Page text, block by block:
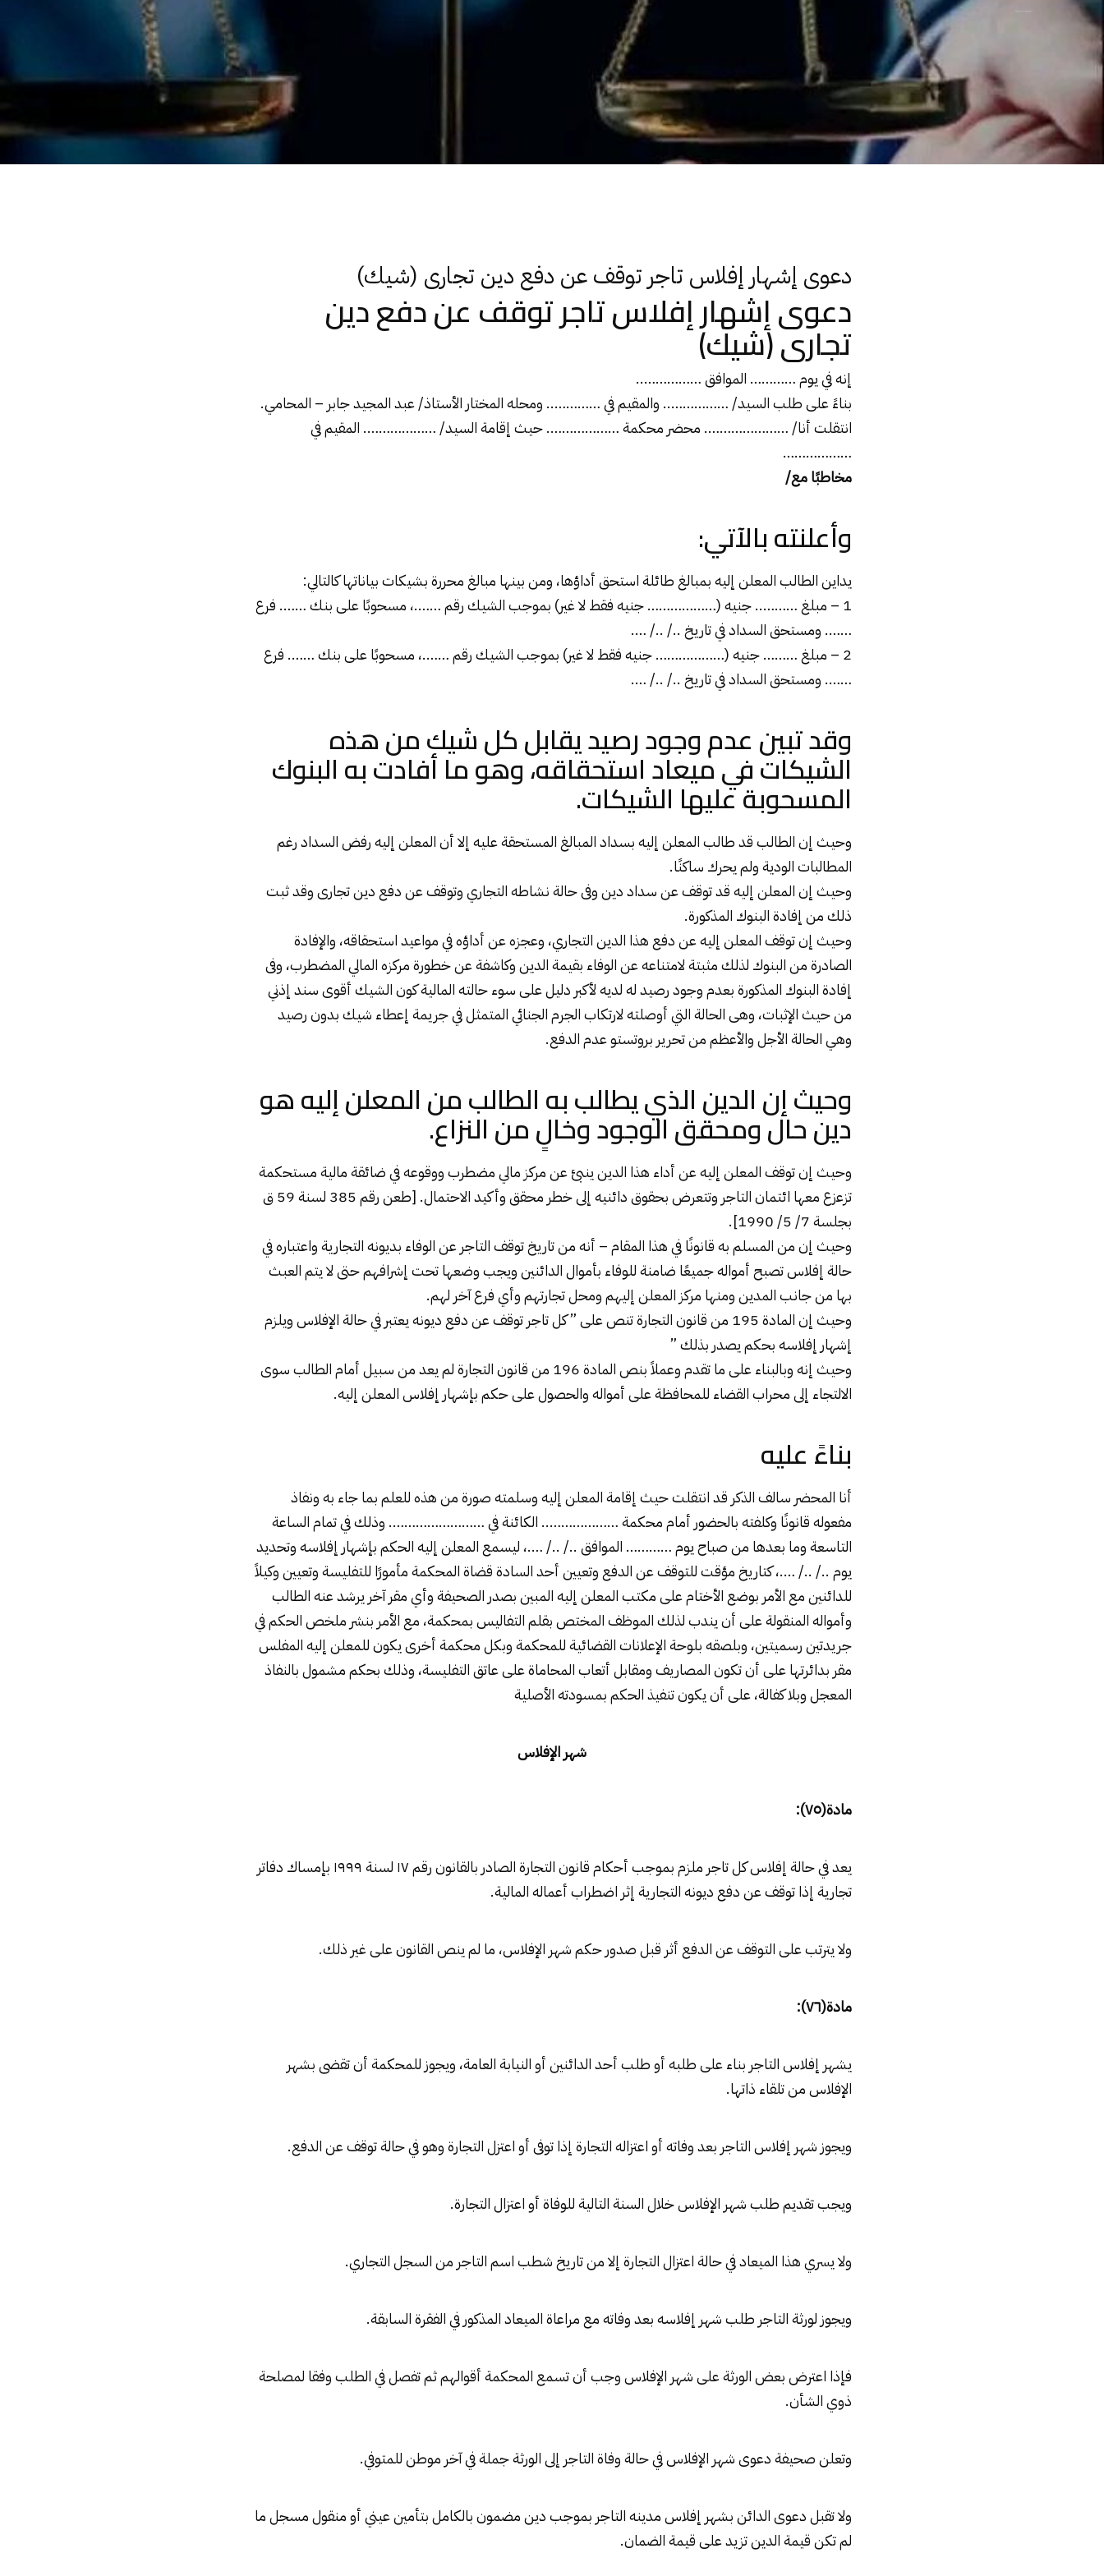
دعوى إشهار إفلاس تاجر توقف عن دفع دين تجارى (شيك)
دعوى إشهار إفلاس تاجر توقف عن دفع دين
تجارى (شيك)
إنه في يوم ………… الموافق ……………..
بناءً على طلب السيد/ …………….. والمقيم في ………….. ومحله المختار الأستاذ/عبد المجيد جابر – المحامي.
انتقلت أنا/ …………………. محضر محكمة ………………. حيث إقامة السيد/ ………………. المقيم في
………………
مخاطبًا مع/
وأعلنته بالآتي:
يداين الطالب المعلن إليه بمبالغ طائلة استحق أداؤها، ومن بينها مبالغ محررةبشيكاتبياناتها كالتالي:
1 – مبلغ ……….. جنيه (……………… جنيه فقط لا غير) بموجب الشيك رقم …….، مسحوبًا على بنك ……. فرع
……. ومستحق السداد في تاريخ ../ ../ ….
2 – مبلغ ……… جنيه (……………… جنيه فقط لا غير) بموجب
الشيكرقم …….، مسحوبًا على بنك ……. فرع
……. ومستحق السداد في تاريخ ../ ../ ….
وقد تبين عدم وجود رصيد يقابل كل شيك من هذه
الشيكات في ميعاد استحقاقه، وهو ما أفادت به البنوك
المسحوبة عليها الشيكات.
وحيث إن الطالب قد طالب المعلن إليه بسداد المبالغ المستحقة عليه إلا أن المعلن إليه رفض السداد رغم
المطالبات الودية ولم يحرك ساكنًا.
وحيث إن المعلن إليه قد توقف عن سداد دين وفى حالة نشاطهالتجاريوتوقف عن دفع دين تجارى وقد ثبت
ذلك من إفادة البنوك المذكورة.
وحيث إن توقف المعلن إليه عن دفع هذا الدين التجاري، وعجزه عن أداؤه في مواعيد استحقاقه، والإفادة
الصادرة من البنوك لذلك مثبتة لامتناعه عن الوفاء بقيمة الدين وكاشفة عن خطورة مركزه المالي المضطرب، وفى
إفادة البنوك المذكورة بعدم وجود رصيد له لديه لأكبر دليل على سوء حالته المالية كون الشيك أقوى سند إذني
من حيث الإثبات، وهى الحالة التي أوصلته لارتكاب الجرم الجنائي المتمثل في جريمة إعطاء شيك بدون رصيد
وهي الحالة الأجل والأعظم من تحرير بروتستو عدم الدفع.
وحيث إن الدين الذي يطالب به الطالب من المعلن إليه هو
دين حال ومحقق الوجود وخالٍ من النزاع.
وحيث إن توقف المعلن إليه عن أداء هذا الدين ينبئ عن مركز مالي مضطرب ووقوعه في ضائقة مالية مستحكمة
تزعزع معها ائتمان التاجر وتتعرض بحقوق دائنيه إلى خطر محقق وأكيد الاحتمال. [طعن رقم 385 لسنة 59 ق
بجلسة 7/ 5/ 1990].
وحيث إن من المسلم به قانونًا في هذا المقام – أنه من تاريخ توقف التاجر عن الوفاء بديونه التجارية واعتباره في
حالة إفلاس تصبح أمواله جميعًا ضامنة للوفاء بأموال الدائنين ويجب وضعها تحت إشرافهم حتى لا يتم العبث
بها من جانب المدين ومنها مركز المعلن إليهم ومحل تجارتهم وأي فرع آخر لهم.
وحيث إن المادة 195 من قانون التجارة تنص على ” كل تاجر توقف عن دفع ديونه يعتبر في حالة الإفلاس ويلزم
إشهار إفلاسه بحكم يصدر بذلك ”
وحيث إنه وبالبناء على ما تقدم وعملاً بنص المادة 196 من قانون التجارة لم يعد من سبيل أمام الطالب سوى
الالتجاء إلى محراب القضاء للمحافظة على أمواله والحصول على حكم بإشهار إفلاس المعلن إليه.
بناءً عليه
أنا المحضر سالف الذكر قد انتقلت حيث إقامة المعلن إليه وسلمته صورة من هذه للعلم بما جاء به ونفاذ
مفعوله قانونًا وكلفته بالحضور أمام محكمة ……………….. الكائنة في ……………………. وذلك في تمام الساعة
التاسعة وما بعدها من صباح يوم ………… الموافق ../ ../ ….، ليسمع المعلن إليه الحكم بإشهار إفلاسه وتحديد
يوم ../ ../ ….، كتاريخ مؤقت للتوقف عن الدفع وتعيين أحد السادة قضاة المحكمة مأمورًا للتفليسة وتعيين وكيلاً
للدائنين مع الأمر بوضع الأختام على مكتب المعلن إليه المبين بصدر الصحيفة وأي مقر آخر يرشد عنه الطالب
وأمواله المنقولة على أن يندب لذلك الموظف المختص بقلم التفاليس بمحكمة، مع الأمر بنشر ملخص الحكم في
جريدتين رسميتين، وبلصقه بلوحة الإعلانات القضائية للمحكمة وبكل محكمة أخرى يكون للمعلن إليه المفلس
مقر بدائرتها على أن تكون المصاريف ومقابل أتعاب المحاماة على عاتق التفليسة، وذلك بحكم مشمول بالنفاذ
المعجل وبلا كفالة، على أن يكون تنفيذ الحكم بمسودته الأصلية
شهر الإفلاس
مادة(٧٥):
يعد في حالة إفلاس كل تاجر ملزم بموجب أحكام قانون التجارة الصادر بالقانون رقم ١٧ لسنة ١٩٩٩ بإمساك دفاتر
تجارية إذا توقف عن دفع ديونه التجارية إثر اضطراب أعماله المالية.
ولا يترتب على التوقف عن الدفع أثر قبل صدور حكم شهر الإفلاس، ما لم ينص القانون على غير ذلك.
مادة(٧٦):
يشهر إفلاس التاجر بناء على طلبه أو طلب أحد الدائنين أو النيابة العامة، ويجوز للمحكمة أن تقضى بشهر
الإفلاس من تلقاء ذاتها.
ويجوز شهر إفلاس التاجر بعد وفاته أو اعتزاله التجارة إذا توفى أو اعتزل التجارة وهو في حالة توقف عن الدفع.
ويجب تقديم طلب شهر الإفلاس خلال السنة التالية للوفاة أو اعتزال التجارة.
ولا يسري هذا الميعاد في حالة اعتزال التجارة إلا من تاريخ شطب اسم التاجر من السجل التجاري.
ويجوز لورثة التاجر طلب شهر إفلاسه بعد وفاته مع مراعاة الميعاد المذكور في الفقرة السابقة.
فإذا اعترض بعض الورثة على شهر الإفلاس وجب أن تسمع المحكمة أقوالهم ثم تفصل في الطلب وفقا لمصلحة
ذوي الشأن.
وتعلن صحيفة دعوى شهر الإفلاس في حالة وفاة التاجر إلى الورثة جملة في آخر موطن للمتوفي.
ولا تقبل دعوى الدائن بشهر إفلاس مدينه التاجر بموجب دين مضمون بالكامل بتأمين عيني أو منقول مسجل ما
لم تكن قيمة الدين تزيد على قيمة الضمان.